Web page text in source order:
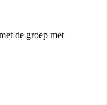
de groep met